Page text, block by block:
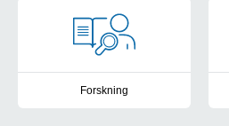
Forskning